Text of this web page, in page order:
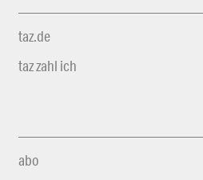
taz.de
taz zahl ich
abo